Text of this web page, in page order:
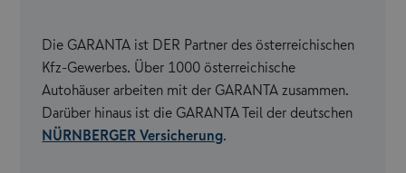
Die GARANTA ist DER Partner des österreichischen
Kfz-Gewerbes. Über 1000 österreichische
Autohäuser arbeiten mit der GARANTA zusammen.
Darüber hinaus ist die GARANTA Teil der deutschen
NÜRNBERGER Versicherung.